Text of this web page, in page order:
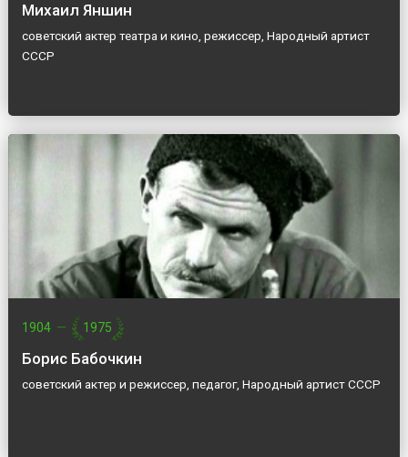
Михаил Яншин
советский актер театра и кино, режиссер, Народный артист
СССР
1904 — 1975
Борис Бабочкин
советский актер и режиссер, педагог, Народный артист СССР